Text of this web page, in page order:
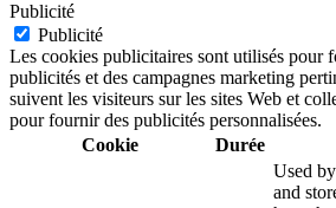
Publicité
Publicité
Les cookies publicitaires sont utilisés pour
publicités et des campagnes marketing
suivent les visiteurs sur les sites Web et
pour fournir des publicités personnalisées.
Cookie
Durée
Used
and